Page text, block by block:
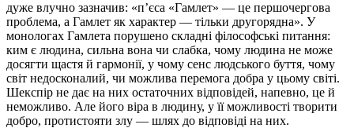
дуже влучно зазначив: «п’єса «Гамлет» — це першочергова
проблема, а Гамлет як характер — тільки другорядна». У
монологах Гамлета порушено складні філософські питання:
ким є людина, сильна вона чи слабка, чому людина не може
досягти щастя й гармонії, у чому сенс людського буття, чому
світ недосконалий, чи можлива перемога добра у цьому світі.
Шекспір не дає на них остаточних відповідей, напевно, це й
неможливо. Але його віра в людину, у її можливості творити
добро, протистояти злу — шлях до відповіді на них.